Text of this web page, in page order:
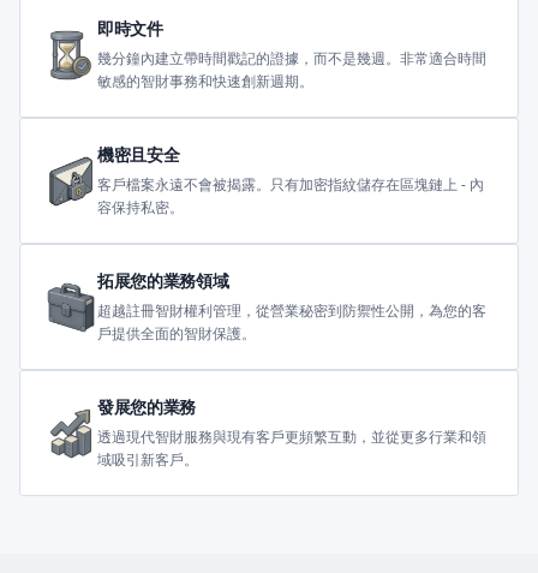
即時文件
幾分鐘內建立帶時間戳記的證據，而不是幾週。非常適合時間
敏感的智財事務和快速創新週期。
機密且安全
客戶檔案永遠不會被揭露。只有加密指紋儲存在區塊鏈上 - 內
容保持私密。
拓展您的業務領域
超越註冊智財權利管理，從營業秘密到防禦性公開，為您的客
戶提供全面的智財保護。
發展您的業務
透過現代智財服務與現有客戶更頻繁互動，並從更多行業和領
域吸引新客戶。